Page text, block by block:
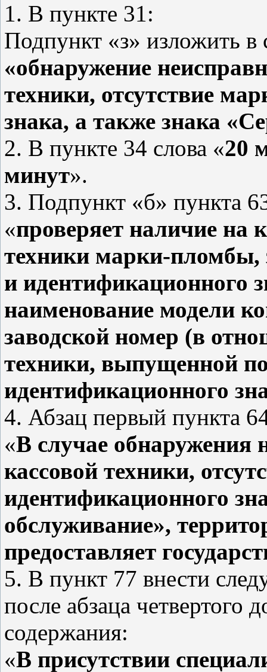
1. В пункте 31:
Подпункт «з» изложить
«обнаружение
техники, отсутствие
знака, а также знака
2. В пункте 34 слова «20
минут».
3. Подпункт «б» пункта
«проверяет наличие на
техники марки-пломбы,
и идентификационного
наименование модели
заводской номер (в
техники, выпущенной
идентификационного
4. Абзац первый пункта
«В случае обнаружения
кассовой техники,
идентификационного
обслуживание»,
предоставляет
5. В пункт 77 внести
после абзаца четвертого
содержания:
«В присутствии